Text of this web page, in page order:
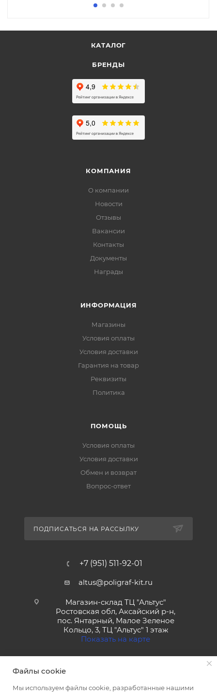
КАТАЛОГ
БРЕНДЫ
КОМПАНИЯ
О компании
Новости
Отзывы
Вакансии
Контакты
Документы
Награды
ИНФОРМАЦИЯ
Магазины
Условия оплаты
Условия доставки
Гарантия на товар
Реквизиты
Политика
ПОМОЩЬ
Условия оплаты
Условия доставки
Обмен и возврат
Вопрос-ответ
ПОДПИСАТЬСЯ НА РАССЫЛКУ
+7 (951) 511-92-01
altus@poligraf-kit.ru
Магазин-склад ТЦ "Альтус"
Ростовская обл, Аксайский р-н,
пос. Янтарный, Малое Зеленое
Кольцо, 3, ТЦ "Альтус" 1 этаж
Показать на карте
Файлы cookie
Мы используем файлы cookie, разработанные нашими